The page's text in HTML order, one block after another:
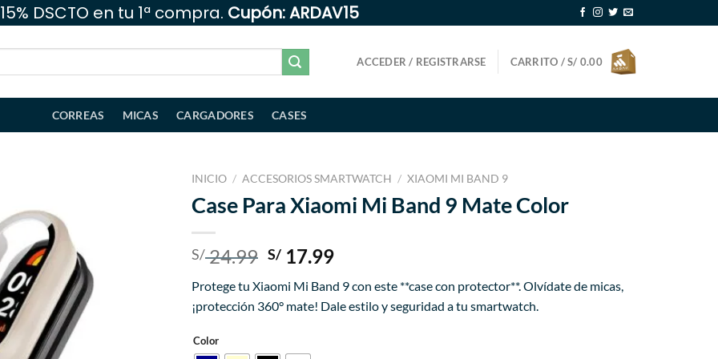
15% DSCTO en tu 1ª compra. Cupón: ARDAV15
ACCEDER / REGISTRARSE CARRITO /S/ 0.00
CORREAS MICAS CARGADORES CASES
INICIO / ACCESORIOS SMARTWATCH / XIAOMI MI BAND 9
Case Para Xiaomi Mi Band 9 Mate Color
S/24.99 El
original
era:
S/ 17.99El
actual
es:
Protege tu Xiaomi Mi Band 9 con este **case con protector**. Olvídate de micas,
¡protección 360° mate! Dale estilo y seguridad a tu smartwatch.
Color